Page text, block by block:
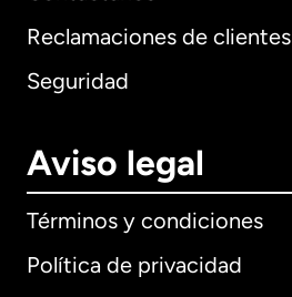
Reclamaciones de clientes
Seguridad
Aviso legal
Términos y condiciones
Política de privacidad